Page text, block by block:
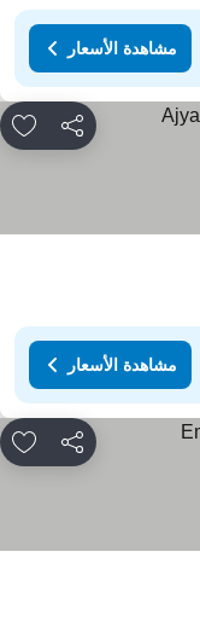
مشاهدة الأسعار
مشاركة
مشاهدة الأسعار
مشاركة